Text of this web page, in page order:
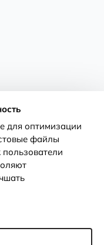
использования
товара
для оптимизации
файлы